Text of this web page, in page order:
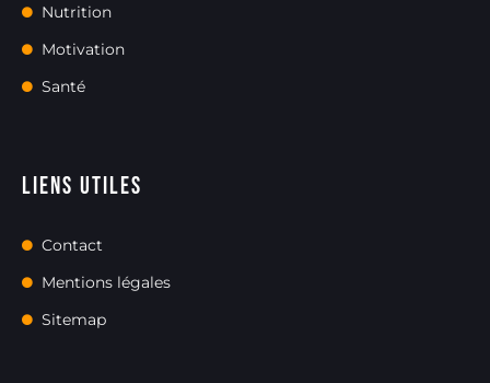
Nutrition
Motivation
Santé
Liens utiles
Contact
Mentions légales
Sitemap